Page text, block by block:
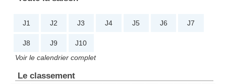
J1 J2 J3 J4 J5 J6 J7
J8 J9
J10
Voir le calendrier complet
Le classement